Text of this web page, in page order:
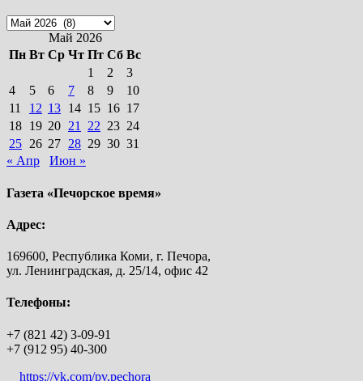
Архивы
Май 2026
Пн Вт Ср Чт Пт Сб Вс
1
2
3
4
5 6 7 8 9
10
11
12 13 14 15 16 17
18 19 20 21 22 23 24
25 26 27 28 29 30 31
« Апр
Июн »
Газета «Печорское время»
Адрес:
169600, Республика Коми, г. Печора,
ул. Ленинградская, д. 25/14, офис 42
Телефоны:
+7 (821 42) 3-09-91
+7 (912 95) 40-300
https://vk.com/pv.pechora